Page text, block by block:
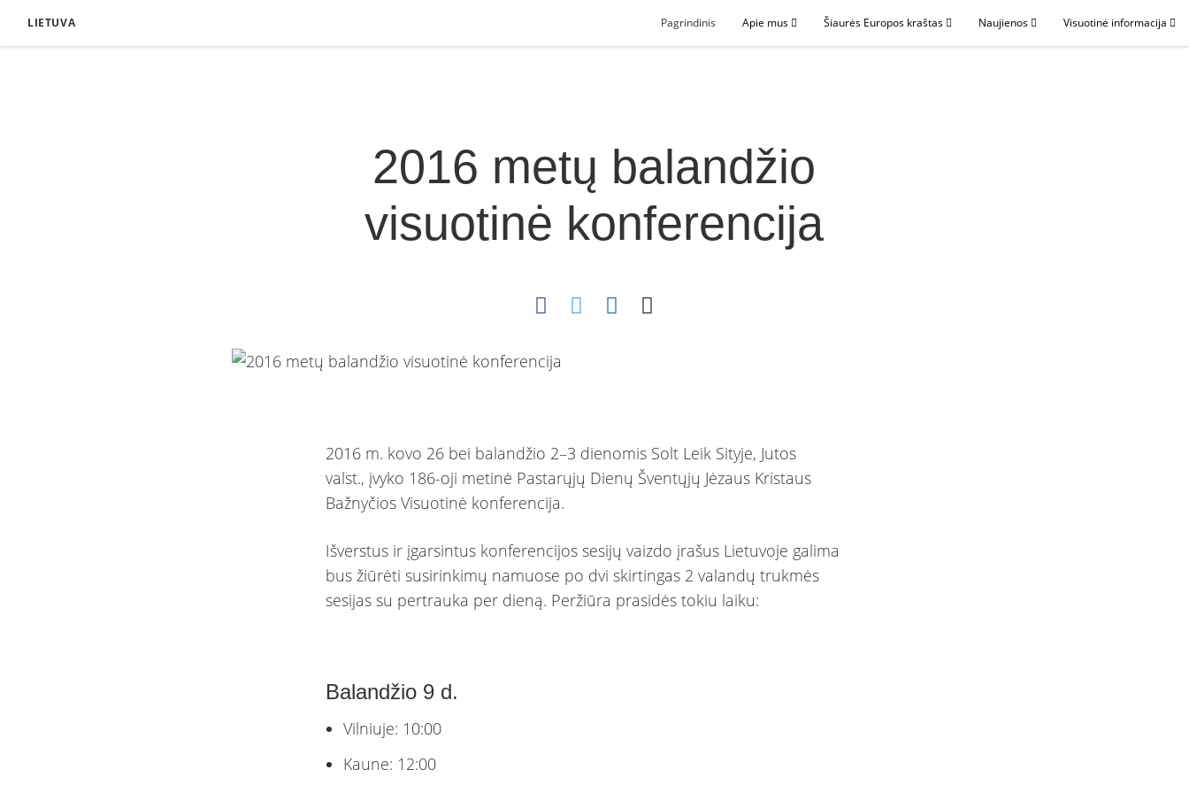
LIETUVA Pagrindinis Apie mus Šiaurės Europos kraštas Naujienos Visuotinė informacija
2016 metų balandžio
visuotinė konferencija
2016 m. kovo 26 bei balandžio 2–3 dienomis Solt Leik Sityje, Jutos
valst., įvyko 186-oji metinė Pastarųjų Dienų Šventųjų Jėzaus Kristaus
Bažnyčios Visuotinė konferencija.
Išverstus ir įgarsintus konferencijos sesijų vaizdo įrašus Lietuvoje galima
bus žiūrėti susirinkimų namuose po dvi skirtingas 2 valandų trukmės
sesijas su pertrauka per dieną. Peržiūra prasidės tokiu laiku:
Balandžio 9 d.
Vilniuje: 10:00
Kaune: 12:00